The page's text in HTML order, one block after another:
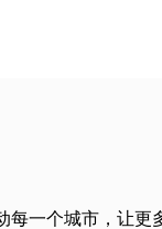
一个城市，让更